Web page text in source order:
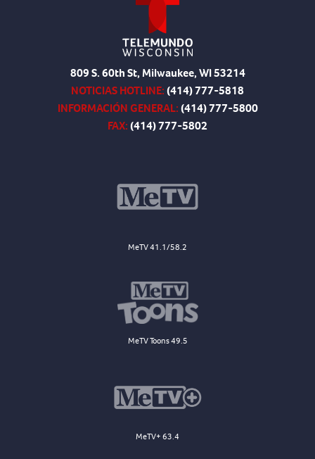
809 S. 60th St, Milwaukee, WI 53214
NOTICIAS HOTLINE:(414) 777-5818
INFORMACIÓN GENERAL:(414) 777-5800
FAX:(414) 777-5802
MeTV 41.1/58.2
MeTV Toons 49.5
MeTV+ 63.4